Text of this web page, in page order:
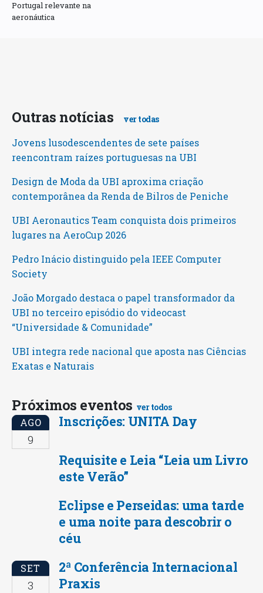
Portugal relevante na
aeronáutica
Outras notícias ver todas
Jovens lusodescendentes de sete países
reencontram raízes portuguesas na UBI
Design de Moda da UBI aproxima criação
contemporânea da Renda de Bilros de Peniche
UBI Aeronautics Team conquista dois primeiros
lugares na AeroCup 2026
Pedro Inácio distinguido pela IEEE Computer
Society
João Morgado destaca o papel transformador da
UBI no terceiro episódio do videocast
“Universidade & Comunidade”
UBI integra rede nacional que aposta nas Ciências
Exatas e Naturais
Próximos eventos ver todos
AGO
9
Inscrições: UNITA Day
Requisite e Leia “Leia um Livro
este Verão”
Eclipse e Perseidas: uma tarde
e uma noite para descobrir o
céu
SET
3
2ª Conferência Internacional
Praxis